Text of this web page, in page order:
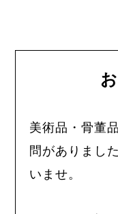
美術品・骨董
問がありまし
いませ。